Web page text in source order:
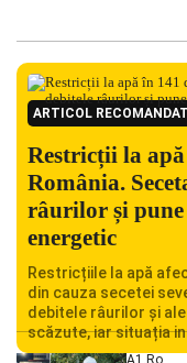
ARTICOL RECOMANDAT
Restricții la
România.
râurilor și pune
energetic
Restricțiile la apă
din cauza secetei
debitele râurilor și
scăzute, iar situația
Centralei Nucleare
A1.ro